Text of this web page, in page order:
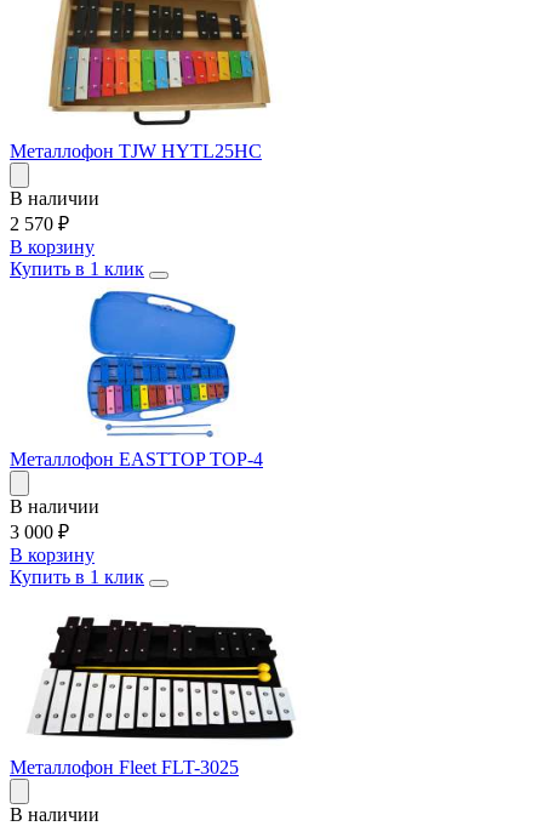
Металлофон TJW HYTL25HC
В наличии
2 570 ₽
В корзину
Купить в 1 клик
Металлофон EASTTOP TOP-4
В наличии
3 000 ₽
В корзину
Купить в 1 клик
Металлофон Fleet FLT-3025
В наличии